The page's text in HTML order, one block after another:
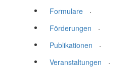
Formulare
.
Förderungen
.
Publikationen
.
Veranstaltungen
.